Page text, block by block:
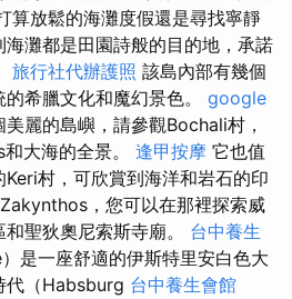
算放鬆的海灘度假還是尋找寧靜
灘都是田園詩般的目的地，承諾
旅行社代辦護照 該島內部有幾個
希臘文化和魔幻景色。 google
麗的島嶼，請參觀Bochali村，
大海的全景。 逢甲按摩 它也值
村，可欣賞到海洋和岩石的印
，您可以在那裡探索威
聖狄奧尼索斯寺廟。 台中養生
是一座舒適的伊斯特里安白色大
代（Habsburg 台中養生會館